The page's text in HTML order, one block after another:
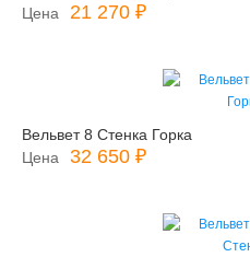
Цена
21 270 ₽
Вельвет 8 Стенка Горка
Цена
32 650 ₽